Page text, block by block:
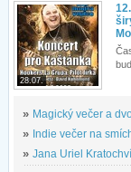
28.07.
» Magický večer a
» Indie večer na
» Jana Uriel